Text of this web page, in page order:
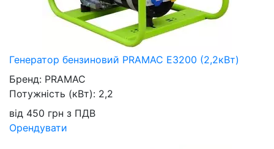
Генератор бензиновий PRAMAC E3200 (2,2кВт)
Бренд: PRAMAC
Потужність (кВт): 2,2
від 450 грн з ПДВ
Орендувати